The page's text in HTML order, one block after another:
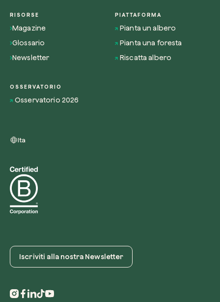
RISORSE
Magazine
Glossario
Newsletter
OSSERVATORIO
Osservatorio 2026
PIATTAFORMA
Pianta un albero
Pianta una foresta
Riscatta albero
Ita
Iscriviti alla nostra Newsletter